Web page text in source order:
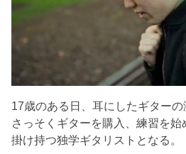
17歳のある日、耳にしたギター
さっそくギターを購入、練習を
掛け持つ独学ギタリストとなる。